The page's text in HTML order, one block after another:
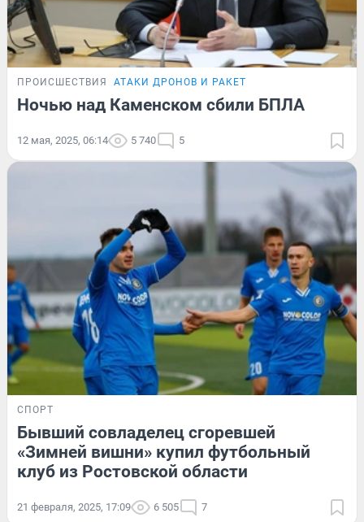
ПРОИСШЕСТВИЯ АТАКИ ДРОНОВ И РАКЕТ
Ночью над Каменском сбили БПЛА
12 мая, 2025, 06:14 5 740 5
СПОРТ
Бывший совладелец сгоревшей
«Зимней вишни» купил футбольный
клуб из Ростовской области
21 февраля, 2025, 17:09 6 505 7